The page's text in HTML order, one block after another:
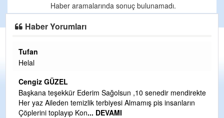
Haber aramalarında sonuç bulunamadı.
Haber Yorumları
Tufan
Helal
Cengiz GÜZEL
Başkana teşekkür Ederim Sağolsun ,10 senedir mendirekte
Her yaz Aileden temizlik terbiyesi Almamış pis insanların
Çöplerini toplayıp Kon... DEVAMI